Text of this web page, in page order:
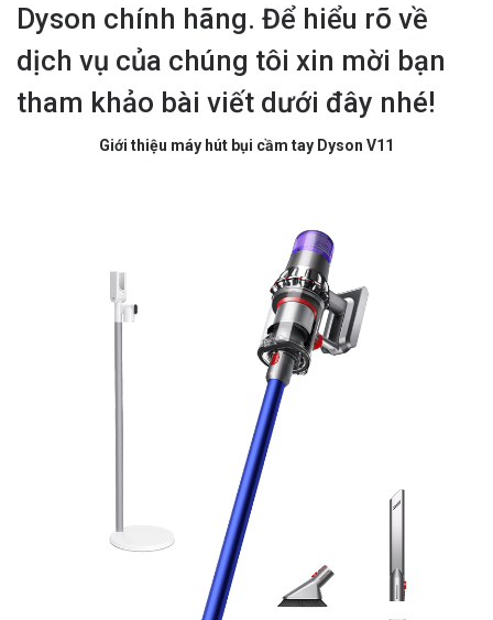
Dyson chính hãng. Để hiểu rõ về
dịch vụ của chúng tôi xin mời bạn
tham khảo bài viết dưới đây nhé!
Giới thiệu máy hút bụi cầm tay Dyson V11